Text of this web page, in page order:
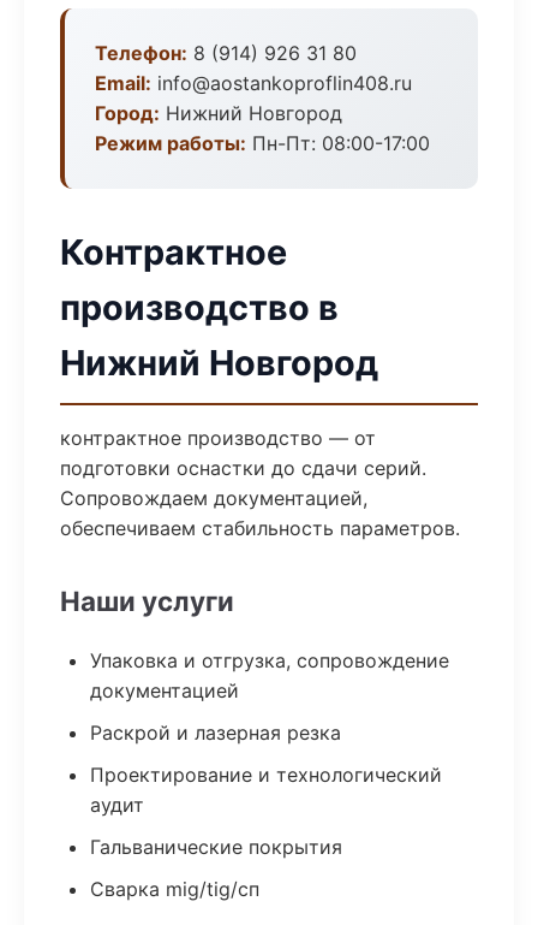
Телефон: 8 (914) 926 31 80
Email: info@aostankoproflin408.ru
Город: Нижний Новгород
Режим работы: Пн-Пт: 08:00-17:00
Контрактное
производство в
Нижний Новгород
контрактное производство — от
подготовки оснастки до сдачи серий.
Сопровождаем документацией,
обеспечиваем стабильность параметров.
Наши услуги
Упаковка и отгрузка, сопровождение
документацией
Раскрой и лазерная резка
Проектирование и технологический
аудит
Гальванические покрытия
Сварка mig/tig/сп